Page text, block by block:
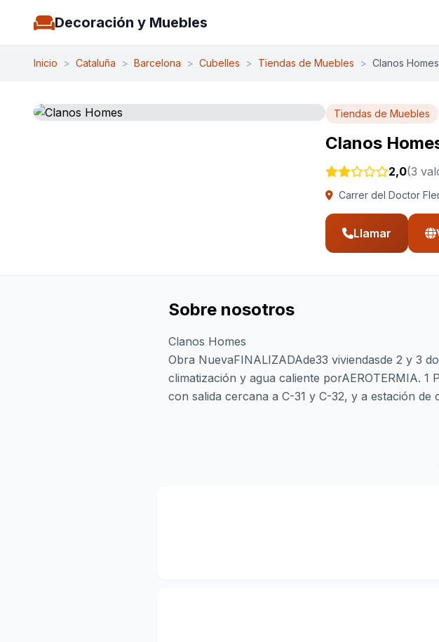
Decoración y Muebles
Inicio > Cataluña > Barcelona > Cubelles > Tiendas de Muebles > Clanos Homes
Tiendas de Muebles
Clanos
2,0(3
Carrer del Doctor
Llamar
Sobre nosotros
Clanos Homes
Obra NuevaFINALIZADAde33 viviendasde 2 y 3
climatización y agua caliente porAEROTERMIA.
con salida cercana a C-31 y C-32, y a estación de